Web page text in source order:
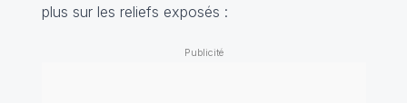
plus sur les reliefs exposés :